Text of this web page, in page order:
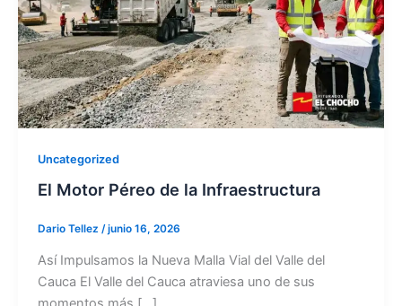
Uncategorized
El Motor Péreo de la Infraestructura
Dario Tellez /junio 16, 2026
Así Impulsamos la Nueva Malla Vial del Valle del
Cauca El Valle del Cauca atraviesa uno de sus